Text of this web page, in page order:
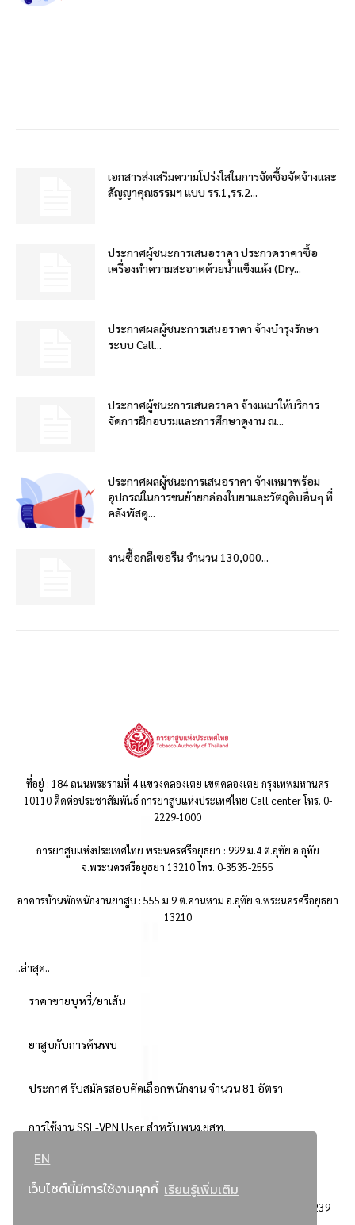
EN
เว็บไซต์นี้มีการใช้งานคุกกี้ เรียนรู้เพิ่มเติม
เอกสารส่งเสริมความโปร่งใสในการจัดซื้อจัดจ้างและ
สัญญาคุณธรรมฯ แบบ รร.1,รร.2...
ประกาศผู้ชนะการเสนอราคา ประกวดราคาซื้อ
เครื่องทำความสะอาดด้วยน้ำแข็งแห้ง (Dry...
ประกาศผลผู้ชนะการเสนอราคา จ้างบำรุงรักษา
ระบบ Call...
ประกาศผู้ชนะการเสนอราคา จ้างเหมาให้บริการ
จัดการฝึกอบรมและการศึกษาดูงาน ณ...
ประกาศผลผู้ชนะการเสนอราคา จ้างเหมาพร้อม
อุปกรณ์ในการขนย้ายกล่องใบยาและวัตถุดิบอื่นๆ ที่
คลังพัสดุ...
งานซื้อกลีเซอรีน จำนวน 130,000...
ที่อยู่ : 184 ถนนพระรามที่ 4 แขวงคลองเตย เขตคลองเตย กรุงเทพมหานคร
10110 ติดต่อประชาสัมพันธ์ การยาสูบแห่งประเทศไทย Call center โทร. 0-
2229-1000
การยาสูบแห่งประเทศไทย พระนครศรีอยุธยา : 999 ม.4 ต.อุทัย อ.อุทัย
จ.พระนครศรีอยุธยา 13210 โทร. 0-3535-2555
อาคารบ้านพักพนักงานยาสูบ : 555 ม.9 ต.คานหาม อ.อุทัย จ.พระนครศรีอยุธยา
13210
..ล่าสุด..
ราคาขายบุหรี่/ยาเส้น
ยาสูบกับการค้นพบ
ประกาศ รับสมัครสอบคัดเลือกพนักงาน จำนวน 81 อัตรา
การใช้งาน SSL-VPN User สำหรับพนง.ยสท.
..ยอดนิยม..
3239